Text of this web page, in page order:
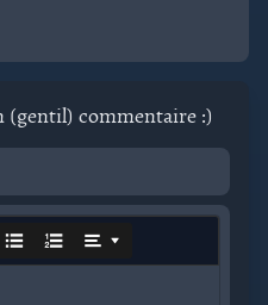
(gentil) commentaire :)